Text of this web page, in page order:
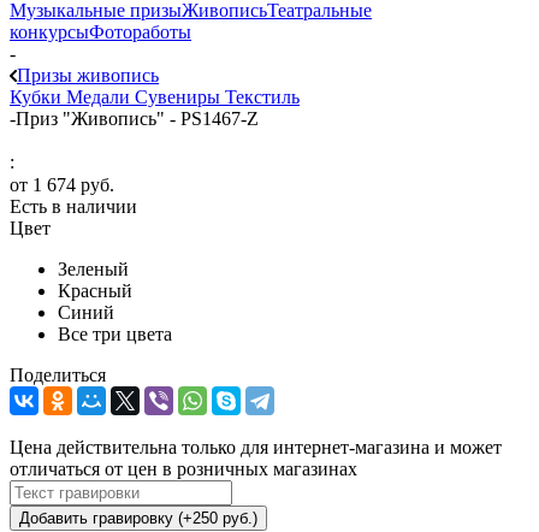
Музыкальные призыЖивописьТеатральные
конкурсыФотоработы
-
Призы живопись
Кубки Медали Сувениры Текстиль
-Приз "Живопись" - PS1467-Z
:
от 1 674 руб.
Есть в наличии
Цвет
Зеленый
Красный
Синий
Все три цвета
Поделиться
Цена действительна только для интернет-магазина и может
отличаться от цен в розничных магазинах
Добавить гравировку (+250 руб.)